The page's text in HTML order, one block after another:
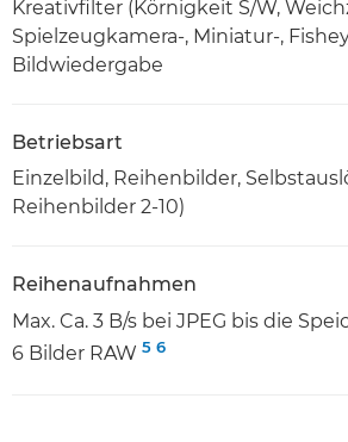
Kreativfilter (Körnigkeit S/W,
Spielzeugkamera-, Miniatur-,
Bildwiedergabe
Betriebsart
Einzelbild, Reihenbilder,
Reihenbilder 2-10)
Reihenaufnahmen
Max. Ca. 3 B/s bei JPEG bis die
6 Bilder RAW 5 6